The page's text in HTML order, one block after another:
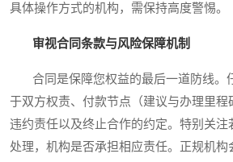
具体操作方式的机构，需保持高度警惕。
审视合同条款与风险保障机制
合同是保障您权益的最后一道防线。
于双方权责、付款节点（建议与办理里程
违约责任以及终止合作的约定。特别关注
处理，机构是否承担相应责任。正规机构